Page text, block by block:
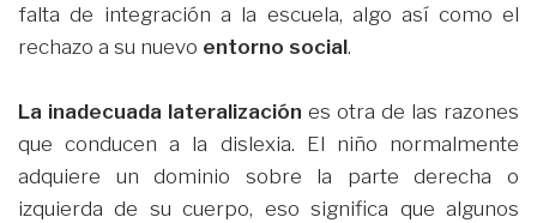
falta de integración a la escuela, algo así como el
rechazo a su nuevo entorno social.
La inadecuada lateralización es otra de las razones
que conducen a la dislexia. El niño normalmente
adquiere un dominio sobre la parte derecha o
izquierda de su cuerpo, eso significa que algunos